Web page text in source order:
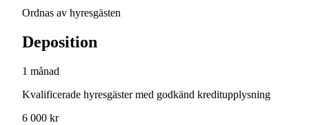
Ordnas av hyresgästen
Deposition
1 månad
Kvalificerade hyresgäster med godkänd kreditupplysning
6 000 kr